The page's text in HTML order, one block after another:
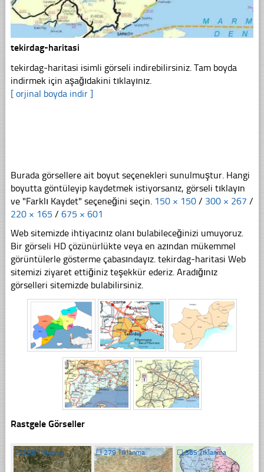
tekirdag-haritasi
tekirdag-haritasi isimli görseli indirebilirsiniz. Tam boyda
indirmek için aşağıdakini tıklayınız.
[ orjinal boyda indir ]
Burada görsellere ait boyut seçenekleri sunulmuştur. Hangi
boyutta göntüleyip kaydetmek istiyorsanız, görseli tıklayın
ve "Farklı Kaydet" seçeneğini seçin. 150 × 150 / 300 × 267 /
220 × 165 / 675 × 601
Web sitemizde ihtiyacınız olanı bulabileceğinizi umuyoruz.
Bir görseli HD çözünürlükte veya en azından mükemmel
görüntülerle gösterme çabasındayız. tekirdag-haritasi Web
sitemizi ziyaret ettiğiniz teşekkür ederiz. Aradığınız
görselleri sitemizde bulabilirsiniz.
Rastgele Görseller
☐208 Tıklanma ☐279 Tıklanma ☐365 Tıklanma